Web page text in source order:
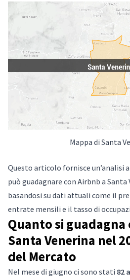
Mappa di Santa
Questo articolo fornisce un’analisi
può guadagnare con Airbnb a Santa
basandosi su dati attuali come il
entrate mensili e il tasso di
Quanto si guadagna
Santa Venerina nel
del Mercato
Nel mese di giugno ci sono stati 82